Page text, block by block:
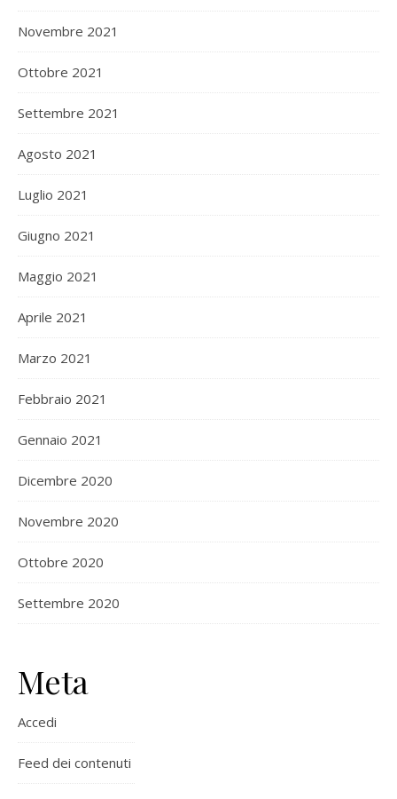
Novembre 2021
Ottobre 2021
Settembre 2021
Agosto 2021
Luglio 2021
Giugno 2021
Maggio 2021
Aprile 2021
Marzo 2021
Febbraio 2021
Gennaio 2021
Dicembre 2020
Novembre 2020
Ottobre 2020
Settembre 2020
Meta
Accedi
Feed dei contenuti